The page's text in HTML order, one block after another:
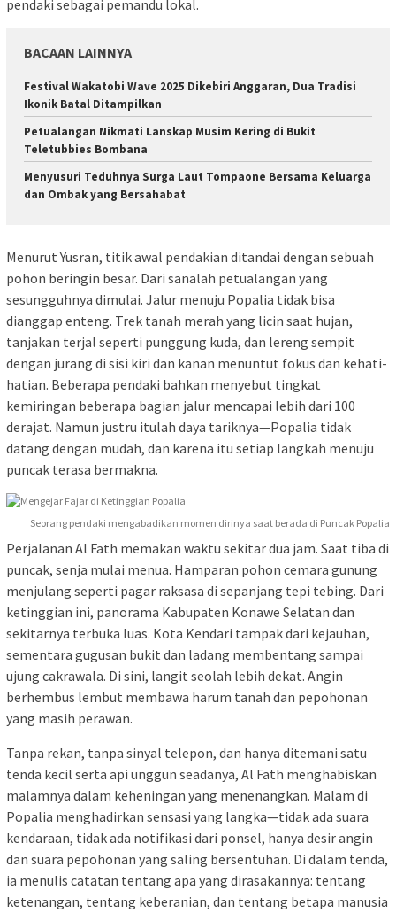
pendaki sebagai pemandu lokal.
BACAAN LAINNYA
Festival Wakatobi Wave 2025 Dikebiri Anggaran, Dua Tradisi
Ikonik Batal Ditampilkan
Petualangan Nikmati Lanskap Musim Kering di Bukit
Teletubbies Bombana
Menyusuri Teduhnya Surga Laut Tompaone Bersama Keluarga
dan Ombak yang Bersahabat
Menurut Yusran, titik awal pendakian ditandai dengan sebuah
pohon beringin besar. Dari sanalah petualangan yang
sesungguhnya dimulai. Jalur menuju Popalia tidak bisa
dianggap enteng. Trek tanah merah yang licin saat hujan,
tanjakan terjal seperti punggung kuda, dan lereng sempit
dengan jurang di sisi kiri dan kanan menuntut fokus dan kehati-
hatian. Beberapa pendaki bahkan menyebut tingkat
kemiringan beberapa bagian jalur mencapai lebih dari 100
derajat. Namun justru itulah daya tariknya—Popalia tidak
datang dengan mudah, dan karena itu setiap langkah menuju
puncak terasa bermakna.
Seorang pendaki mengabadikan momen dirinya saat berada di Puncak Popalia
Perjalanan Al Fath memakan waktu sekitar dua jam. Saat tiba di
puncak, senja mulai menua. Hamparan pohon cemara gunung
menjulang seperti pagar raksasa di sepanjang tepi tebing. Dari
ketinggian ini, panorama Kabupaten Konawe Selatan dan
sekitarnya terbuka luas. Kota Kendari tampak dari kejauhan,
sementara gugusan bukit dan ladang membentang sampai
ujung cakrawala. Di sini, langit seolah lebih dekat. Angin
berhembus lembut membawa harum tanah dan pepohonan
yang masih perawan.
Tanpa rekan, tanpa sinyal telepon, dan hanya ditemani satu
tenda kecil serta api unggun seadanya, Al Fath menghabiskan
malamnya dalam keheningan yang menenangkan. Malam di
Popalia menghadirkan sensasi yang langka—tidak ada suara
kendaraan, tidak ada notifikasi dari ponsel, hanya desir angin
dan suara pepohonan yang saling bersentuhan. Di dalam tenda,
ia menulis catatan tentang apa yang dirasakannya: tentang
ketenangan, tentang keberanian, dan tentang betapa manusia